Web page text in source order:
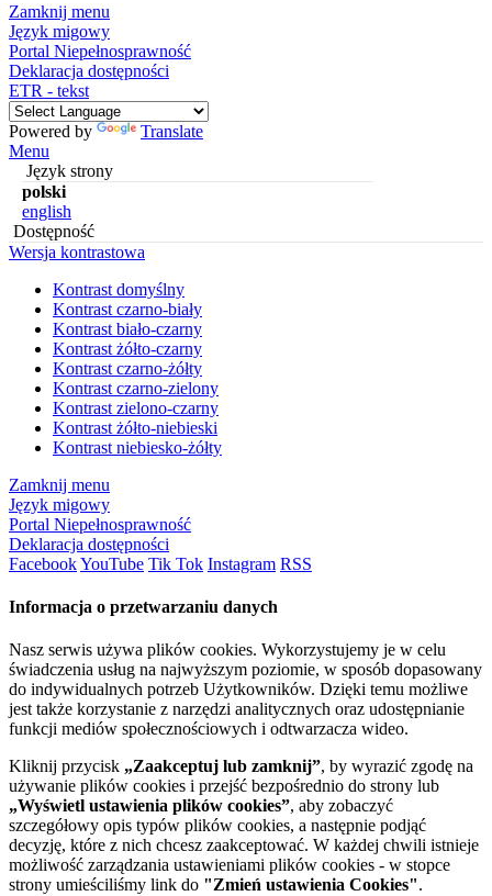
Zamknij menu
Język migowy
Portal Niepełnosprawność
Deklaracja dostępności
ETR - tekst
Powered by
Translate
Menu
Język strony
polski
english
Dostępność
Wersja kontrastowa
Kontrast domyślny
Kontrast czarno-biały
Kontrast biało-czarny
Kontrast żółto-czarny
Kontrast czarno-żółty
Kontrast czarno-zielony
Kontrast zielono-czarny
Kontrast żółto-niebieski
Kontrast niebiesko-żółty
Zamknij menu
Język migowy
Portal Niepełnosprawność
Deklaracja dostępności
FacebookYouTube Tik Tok Instagram RSS
Informacja o przetwarzaniu danych
Nasz serwis używa plików cookies. Wykorzystujemy je w celu
świadczenia usług na najwyższym poziomie, w sposób dopasowany
do indywidualnych potrzeb Użytkowników. Dzięki temu możliwe
jest także korzystanie z narzędzi analitycznych oraz udostępnianie
funkcji mediów społecznościowych i odtwarzacza wideo.
Kliknij przycisk „Zaakceptuj lub zamknij”, by wyrazić zgodę na
używanie plików cookies i przejść bezpośrednio do strony lub
„Wyświetl ustawienia plików cookies”, aby zobaczyć
szczegółowy opis typów plików cookies, a następnie podjąć
decyzję, które z nich chcesz zaakceptować. W każdej chwili istnieje
możliwość zarządzania ustawieniami plików cookies - w stopce
strony umieściliśmy link do "Zmień ustawienia Cookies".